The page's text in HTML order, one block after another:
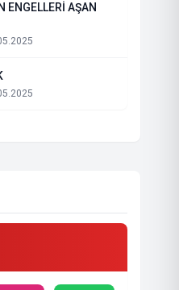
ENGELLERİ AŞAN